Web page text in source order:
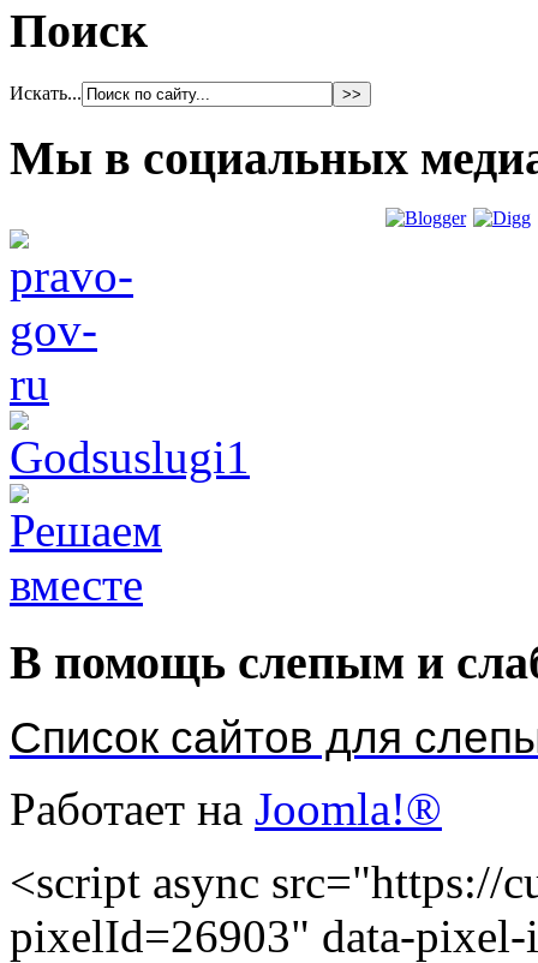
Поиск
Искать...
Мы в социальных
В помощь слепым и
Список сайтов для
Работает на Joomla!®
<script async src="https://
pixelId=26903" data-